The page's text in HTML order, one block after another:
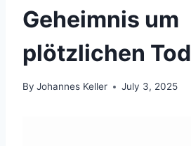
Geheimnis um
plötzlichen Tod
By Johannes Keller July 3, 2025